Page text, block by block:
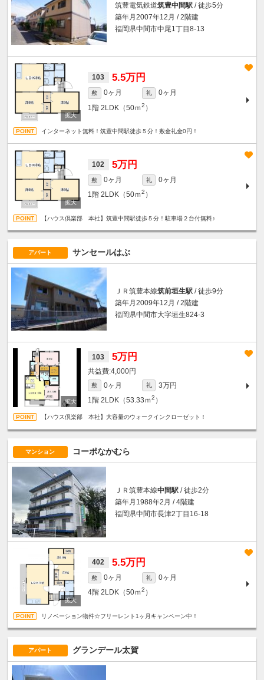
筑豊電気鉄道筑豊中間駅 / 徒歩5分
築年月2007年12月 / 2階建
福岡県中間市中尾1丁目8-13
103 5.5万円
敷 0ヶ月 礼
0ヶ月
1階 2LDK（50ｍ2 ）
インターネット無料！筑豊中間駅徒歩５分！敷金礼金0円！
102 5万円
敷 0ヶ月 礼
0ヶ月
1階 2LDK（50ｍ2 ）
【ハウス倶楽部 本社】筑豊中間駅徒歩５分！駐車場２台付無料♪
アパート サンセールはぶ
ＪＲ筑豊本線筑前垣生駅 / 徒歩9分
築年月2009年12月 / 2階建
福岡県中間市大字垣生824-3
103 5万円
4,000円
敷 0ヶ月 礼
3万円
1階 2LDK（53.33ｍ2 ）
【ハウス倶楽部 本社】大容量のウォークインクローゼット！
マンション コーポなかむら
ＪＲ筑豊本線中間駅 / 徒歩2分
築年月1988年2月 / 4階建
福岡県中間市長津2丁目16-18
402 5.5万円
敷 0ヶ月 礼
0ヶ月
4階 2LDK（50ｍ2 ）
リノベーション物件☆フリーレント1ヶ月キャンペーン中！
アパート グランデール太賀